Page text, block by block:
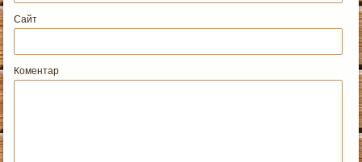
Сайт
Коментар